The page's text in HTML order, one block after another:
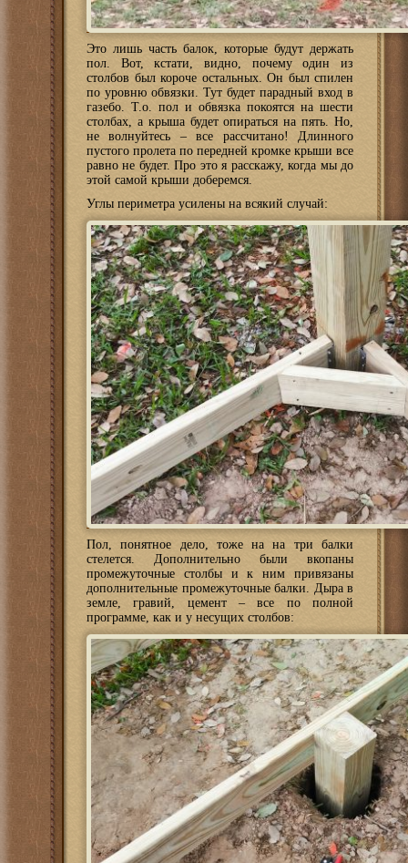
Это лишь часть балок, которые будут держать
пол. Вот, кстати, видно, почему один из
столбов был короче остальных. Он был спилен
по уровню обвязки. Тут будет парадный вход в
газебо. Т.о. пол и обвязка покоятся на шести
столбах, а крыша будет опираться на пять. Но,
не волнуйтесь – все рассчитано! Длинного
пустого пролета по передней кромке крыши все
равно не будет. Про это я расскажу, когда мы до
этой самой крыши доберемся.
Углы периметра усилены на всякий случай:
Пол, понятное дело, тоже на на три балки
стелется. Дополнительно были вкопаны
промежуточные столбы и к ним привязаны
дополнительные промежуточные балки. Дыра в
земле, гравий, цемент – все по полной
программе, как и у несущих столбов: